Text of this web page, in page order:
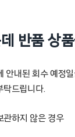
반품 상
안내된 회수 예정
탁드립니다.
관하지 않은 경우